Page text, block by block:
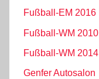
Fußball-EM 2016
Fußball-WM 2010
Fußball-WM 2014
Genfer Autosalon